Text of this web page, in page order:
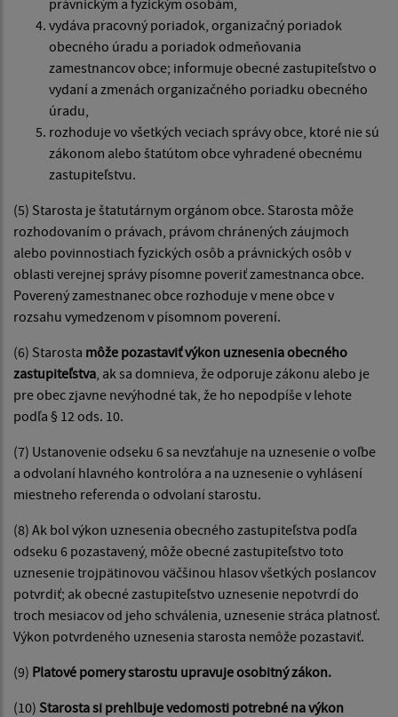
právnickým a fyzickým osobám,
vydáva pracovný poriadok, organizačný poriadok
obecného úradu a poriadok odmeňovania
zamestnancov obce; informuje obecné zastupiteľstvo o
vydaní a zmenách organizačného poriadku obecného
úradu,
rozhoduje vo všetkých veciach správy obce, ktoré nie sú
zákonom alebo štatútom obce vyhradené obecnému
zastupiteľstvu.
(5) Starosta je štatutárnym orgánom obce. Starosta môže
rozhodovaním o právach, právom chránených záujmoch
alebo povinnostiach fyzických osôb a právnických osôb v
oblasti verejnej správy písomne poveriť zamestnanca obce.
Poverený zamestnanec obce rozhoduje v mene obce v
rozsahu vymedzenom v písomnom poverení.
(6) Starosta môže pozastaviť výkon uznesenia obecného
zastupiteľstva, ak sa domnieva, že odporuje zákonu alebo je
pre obec zjavne nevýhodné tak, že ho nepodpíše v lehote
podľa § 12 ods. 10.
(7) Ustanovenie odseku 6 sa nevzťahuje na uznesenie o voľbe
a odvolaní hlavného kontrolóra a na uznesenie o vyhlásení
miestneho referenda o odvolaní starostu.
(8) Ak bol výkon uznesenia obecného zastupiteľstva podľa
odseku 6 pozastavený, môže obecné zastupiteľstvo toto
uznesenie trojpätinovou väčšinou hlasov všetkých poslancov
potvrdiť; ak obecné zastupiteľstvo uznesenie nepotvrdí do
troch mesiacov od jeho schválenia, uznesenie stráca platnosť.
Výkon potvrdeného uznesenia starosta nemôže pozastaviť.
(9) Platové pomery starostu upravuje osobitný zákon.
(10) Starosta si prehlbuje vedomosti potrebné na výkon